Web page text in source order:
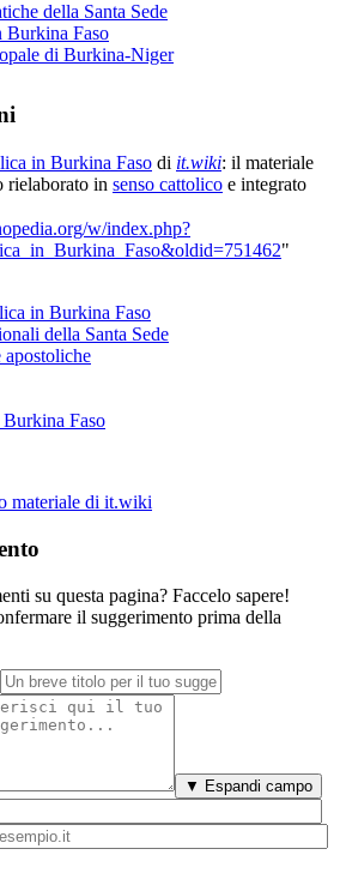
della Santa Sede
Burkina Faso
di Burkina-Niger
in Burkina Faso di it.wiki: il materiale
rielaborato in senso cattolico e integrato
w/index.php?
"
in Burkina Faso
della Santa Sede
apostoliche
Faso
materiale di it.wiki
su questa pagina? Faccelo sapere!
il suggerimento prima della
▼ Espandi campo